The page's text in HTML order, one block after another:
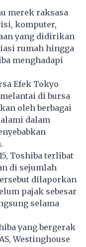
merek raksasa
komputer,
yang didirikan
rumah hingga
menghadapi
Efek Tokyo
melantai di bursa
oleh berbagai
dalam
Toshiba terlibat
di sejumlah
dilaporkan
pajak sebesar
selama
yang bergerak
Westinghouse